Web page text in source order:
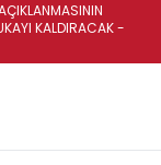
KALDIRACAK -